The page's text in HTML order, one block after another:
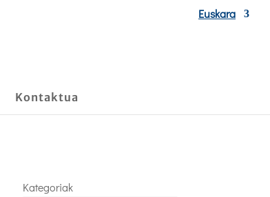
Euskara
Kontaktua
Kategoriak